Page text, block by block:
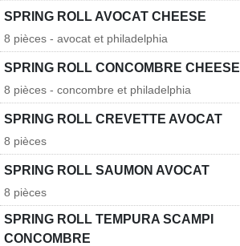
SPRING ROLL AVOCAT CHEESE
8 pièces - avocat et philadelphia
SPRING ROLL CONCOMBRE CHEESE
8 pièces - concombre et philadelphia
SPRING ROLL CREVETTE AVOCAT
8 pièces
SPRING ROLL SAUMON AVOCAT
8 pièces
SPRING ROLL TEMPURA SCAMPI
CONCOMBRE